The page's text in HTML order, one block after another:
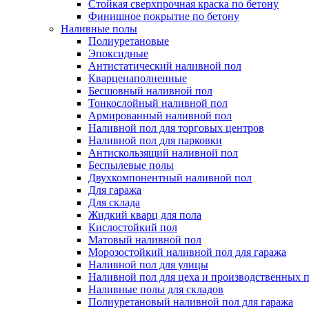
Стойкая сверхпрочная краска по бетону
Финишное покрытие по бетону
Наливные полы
Полиуретановые
Эпоксидные
Антистатический наливной пол
Кварценаполненные
Бесшовный наливной пол
Тонкослойный наливной пол
Армированный наливной пол
Наливной пол для торговых центров
Наливной пол для парковки
Антискользящий наливной пол
Беспылевые полы
Двухкомпонентный наливной пол
Для гаража
Для склада
Жидкий кварц для пола
Кислостойкий пол
Матовый наливной пол
Морозостойкий наливной пол для гаража
Наливной пол для улицы
Наливной пол для цеха и производственных
Наливные полы для складов
Полиуретановый наливной пол для гаража